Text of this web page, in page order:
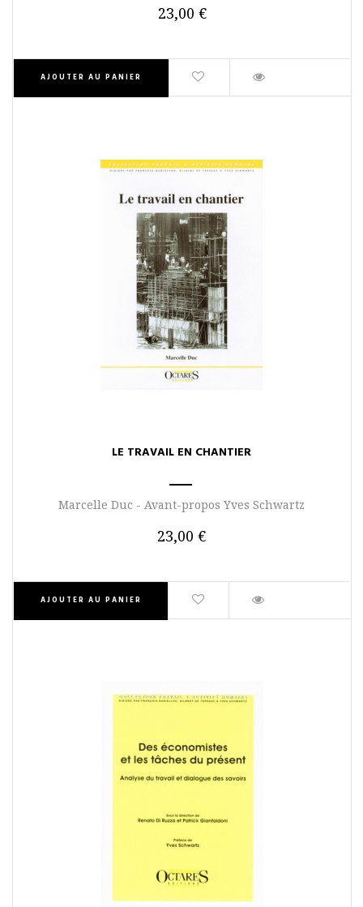
AJOUTER AU PANIER
23,00 €
AJOUTER AU PANIER
LE TRAVAIL EN CHANTIER
Marcelle Duc - Avant-propos Yves Schwartz
23,00 €